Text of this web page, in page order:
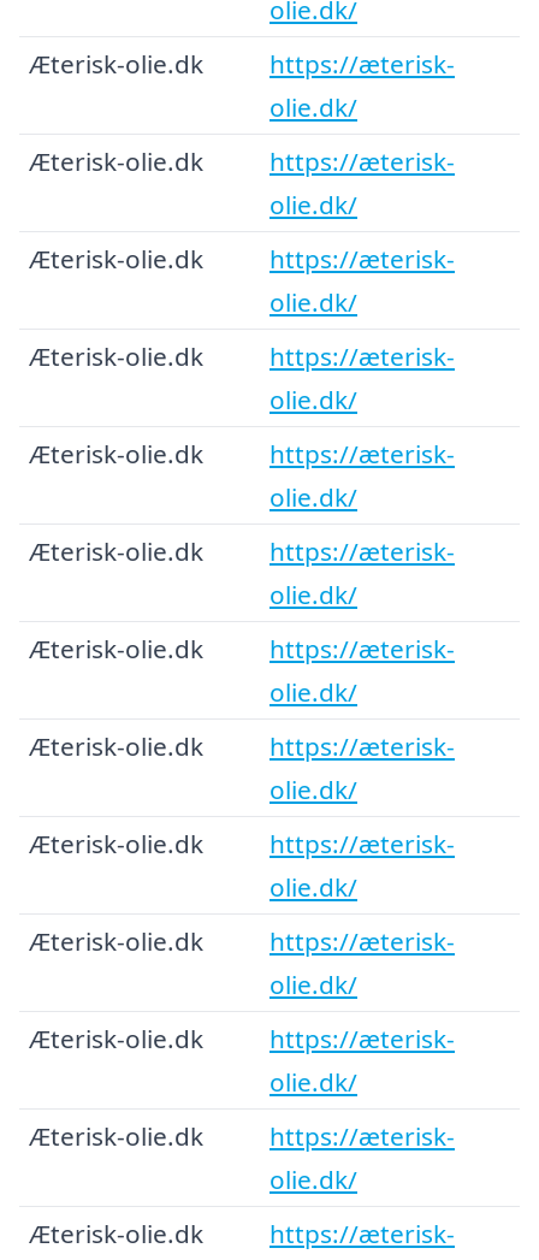
olie.dk/
Æterisk-olie.dk
https://æterisk-
olie.dk/
Æterisk-olie.dk
https://æterisk-
olie.dk/
Æterisk-olie.dk
https://æterisk-
olie.dk/
Æterisk-olie.dk
https://æterisk-
olie.dk/
Æterisk-olie.dk
https://æterisk-
olie.dk/
Æterisk-olie.dk
https://æterisk-
olie.dk/
Æterisk-olie.dk
https://æterisk-
olie.dk/
Æterisk-olie.dk
https://æterisk-
olie.dk/
Æterisk-olie.dk
https://æterisk-
olie.dk/
Æterisk-olie.dk
https://æterisk-
olie.dk/
Æterisk-olie.dk
https://æterisk-
olie.dk/
Æterisk-olie.dk
https://æterisk-
olie.dk/
Æterisk-olie.dk
https://æterisk-